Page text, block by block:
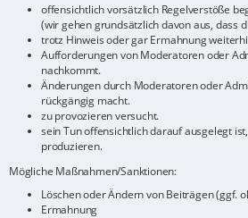
offensichtlich vorsätzlich Regelverstöße
(wir gehen grundsätzlich davon aus, dass
trotz Hinweis oder gar Ermahnung
Aufforderungen von Moderatoren oder
nachkommt.
Änderungen durch Moderatoren oder
rückgängig macht.
zu provozieren versucht.
sein Tun offensichtlich darauf ausgelegt
produzieren.
Mögliche Maßnahmen/Sanktionen:
Löschen oder Ändern von Beiträgen (ggf.
Ermahnung